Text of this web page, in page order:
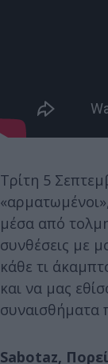
Τρίτη 5
μέσα από
συνθέσεις με
κάθε τι
και να μας
συναισθήματα
Sabotaz,